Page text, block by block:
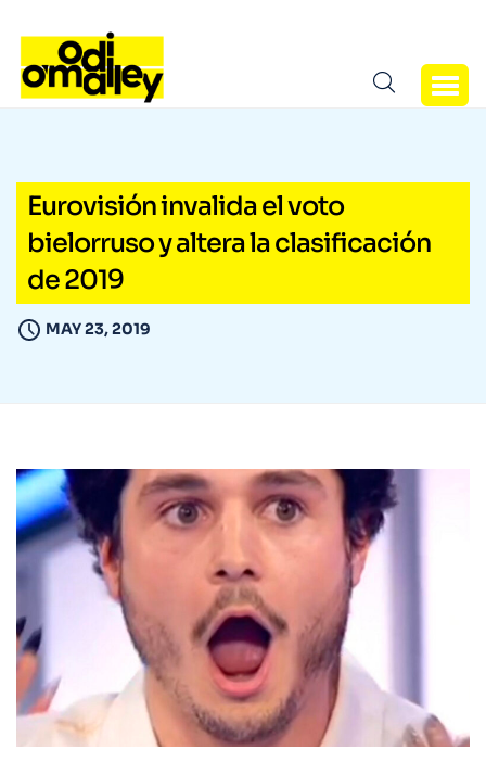
Eurovisión invalida el voto
bielorruso y altera la clasificación
de 2019
MAY 23, 2019